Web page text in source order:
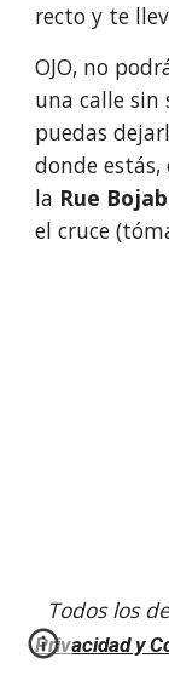
recto y te
OJO, no
una calle sin
puedas
donde
la Rue
el cruce
Todos los
Privacidad y